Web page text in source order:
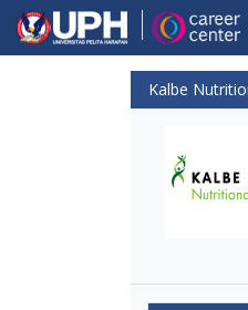
Kalbe